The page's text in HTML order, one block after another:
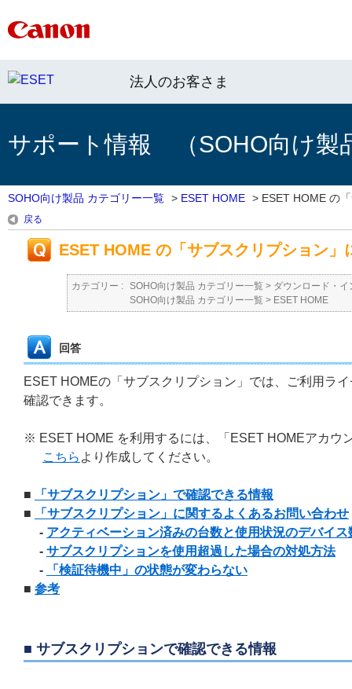
法人のお客さま
サポート情報 （SOHO向け製
SOHO向け製品 カテゴリー一覧 > ESET HOME > ESET HOME の
戻る
ESET HOME の「サブスクリプション」
カテゴリー : SOHO向け製品 カテゴリー一覧 > ダウンロード・イ
SOHO向け製品 カテゴリー一覧 > ESET HOME
回答
ESET HOMEの「サブスクリプション」では、ご利用ラ
確認できます。
※ ESET HOME を利用するには、「ESET HOMEアカウ
こちら より作成してください。
■
「サブスクリプション」で確認できる情報
■
「サブスクリプション」に関するよくあるお問い合わせ
- アクティベーション済みの台数と使用状況のデバイ
- サブスクリプションを使用超過した場合の対処方法
-
「検証待機中」の状態が変わらない
■ 参考
■ サブスクリプションで確認できる情報